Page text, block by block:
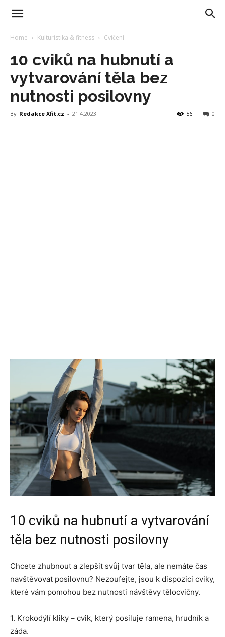
Home Kulturistika & fitness Cvičení
10 cviků na hubnutí a
vytvarování těla bez
nutnosti posilovny
By Redakce Xfit.cz - 21.4.2023 0
56
10 cviků na hubnutí a vytvarování
těla bez nutnosti posilovny
Chcete zhubnout a zlepšit svůj tvar těla, ale nemáte čas
navštěvovat posilovnu? Nezoufejte, jsou k dispozici cviky,
které vám pomohou bez nutnosti návštěvy tělocvičny.
1. Krokodýlí kliky – cvik, který posiluje ramena, hrudník a
záda.